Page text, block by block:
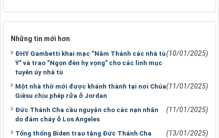
Những tin mới hơn
ĐHY Gambetti khai mạc “Năm Thánh các nhà tù
Ý” và trao “Ngọn đèn hy vọng” cho các linh mục
tuyên úy nhà tù
(10/01/2025)
Một nhà thờ mới được khánh thành tại nơi Chúa
Giêsu chịu phép rửa ở Jordan
(11/01/2025)
Đức Thánh Cha cầu nguyện cho các nạn nhân
do đám cháy ở Los Angeles
(11/01/2025)
Tổng thống Biden trao tặng Đức Thánh Cha
(13/01/2025)